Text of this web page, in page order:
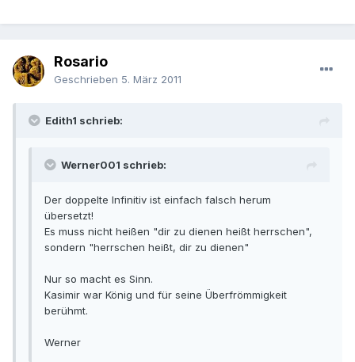
Rosario
Geschrieben 5. März 2011
Edith1 schrieb:
Werner001 schrieb:
Der doppelte Infinitiv ist einfach falsch herum
übersetzt!
Es muss nicht heißen "dir zu dienen heißt herrschen",
sondern "herrschen heißt, dir zu dienen"
Nur so macht es Sinn.
Kasimir war König und für seine Überfrömmigkeit
berühmt.
Werner